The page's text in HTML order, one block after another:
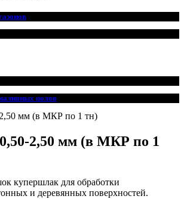
азонов
полов
2,50 мм (в МКР по 1
купершлак для обработки
и деревянных поверхностей.